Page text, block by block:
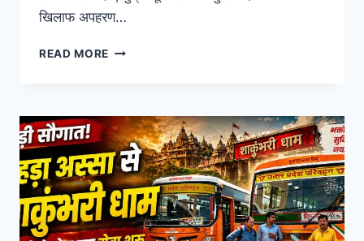
खिलाफ अपहरण…
READ MORE